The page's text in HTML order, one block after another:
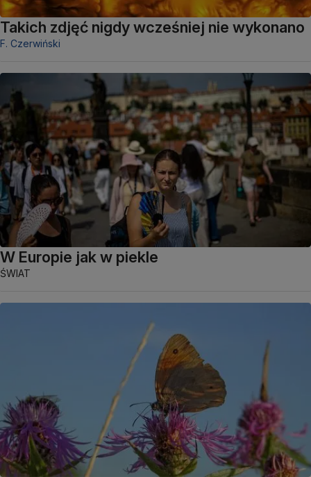
Takich zdjęć nigdy wcześniej nie wykonano
F. Czerwiński
W Europie jak w piekle
ŚWIAT